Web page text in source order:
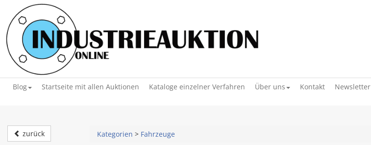
Blog Startseite mit allen Auktionen Kataloge einzelner Verfahren Über uns Kontakt Newsletter
zurück Kategorien > Fahrzeuge